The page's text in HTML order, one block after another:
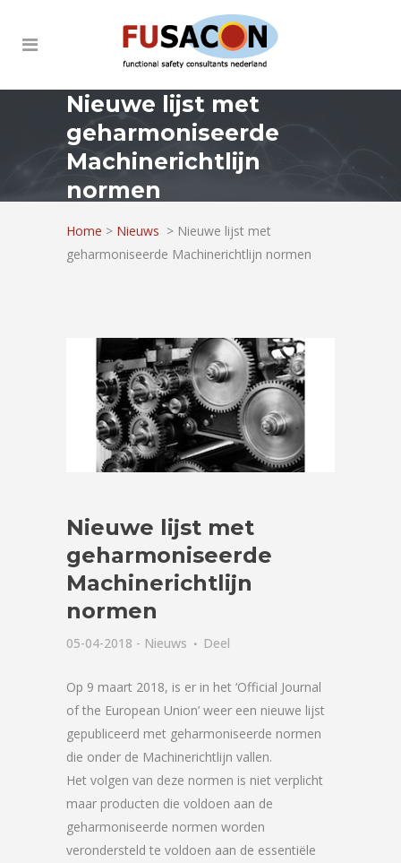
Nieuwe lijst met
geharmoniseerde
Machinerichtlijn
normen
Home > Nieuws > Nieuwe lijst met
geharmoniseerde Machinerichtlijn normen
Nieuwe lijst met
geharmoniseerde
Machinerichtlijn
normen
05-04-2018 - Nieuws Deel
Op 9 maart 2018, is er in het ‘Official Journal
of the European Union’ weer een nieuwe lijst
gepubliceerd met geharmoniseerde normen
die onder de Machinerichtlijn vallen.
Het volgen van deze normen is niet verplicht
maar producten die voldoen aan de
geharmoniseerde normen worden
verondersteld te voldoen aan de essentiële